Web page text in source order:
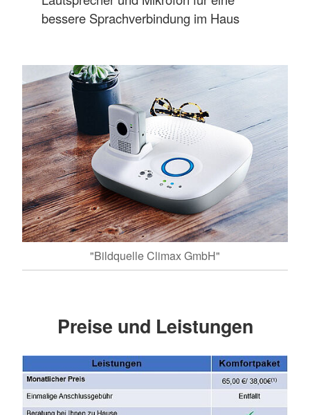
bessere Sprachverbindung im Haus
"Bildquelle Climax GmbH"
Preise und Leistungen